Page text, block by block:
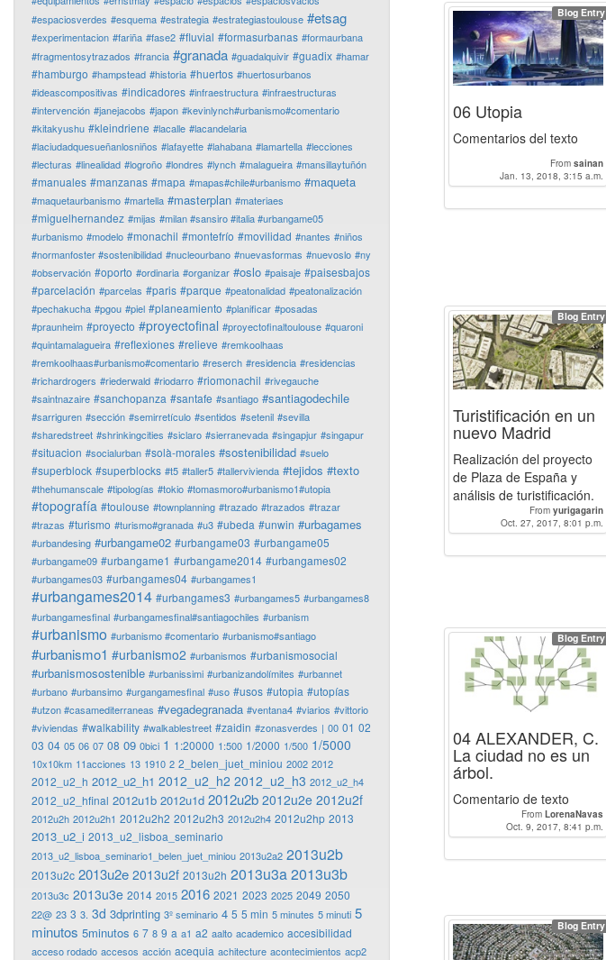
#espaciosverdes #esquema #estrategia #estrategiastoulouse #etsag
#experimentacion #fariña #fase2 #fluvial #formasurbanas #formaurbana
#fragmentosytrazados #francia #granada #guadalquivir #guadix #hamar
#hamburgo #hampstead #historia #huertos #huertosurbanos
#ideascompositivas #indicadores #infraestructura #infraestructuras
#intervención #janejacobs #japon #kevinlynch#urbanismo#comentario
#kitakyushu #kleindriene #lacalle #lacandelaria
#laciudadquesueñanlosniños #lafayette #lahabana #lamartella #lecciones
#lecturas #linealidad #logroño #londres #lynch #malagueira #mansillaytuñón
#manuales #manzanas #mapa #mapas#chile#urbanismo #maqueta
#maquetaurbanismo #martella #masterplan #materiaes
#miguelhernandez #mijas #milan #sansiro #italia #urbangame05
#urbanismo #modelo #monachil #montefrío #movilidad #nantes #niños
#normanfoster #sostenibilidad #nucleourbano #nuevasformas #nuevoslo #ny
#observación #oporto #ordinaria #organizar #oslo #paisaje #paisesbajos
#parcelación #parcelas #paris #parque #peatonalidad #peatonalización
#pechakucha #pgou #piel #planeamiento #planificar #posadas
#praunheim #proyecto #proyectofinal #proyectofinaltoulouse #quaroni
#quintamalagueira #reflexiones #relieve #remkoolhaas
#remkoolhaas#urbanismo#comentario #reserch #residencia #residencias
#richardrogers #riederwald #riodarro #riomonachil #rivegauche
#saintnazaire #sanchopanza #santafe #santiago #santiagodechile
#sarriguren #sección #semirretículo #sentidos #setenil #sevilla
#sharedstreet #shrinkingcities #siclaro #sierranevada #singapjur #singapur
#situacion #socialurban #solà-morales #sostenibilidad #suelo
#superblock #superblocks #t5 #taller5 #tallervivienda #tejidos #texto
#thehumanscale #tipologías #tokio #tomasmoro#urbanismo1#utopia
#topografía #toulouse #townplanning #trazado #trazados #trazar
#trazas #turismo #turismo#granada #u3 #ubeda #unwin #urbagames
#urbandesing #urbangame02 #urbangame03 #urbangame05
#urbangame09 #urbangame1 #urbangame2014 #urbangames02
#urbangames03 #urbangames04 #urbangames1
#urbangames2014 #urbangames3 #urbangames5 #urbangames8
#urbangamesfinal #urbangamesfinal#santiagochiles #urbanism
#urbanismo #urbanismo #comentario #urbanismo#santiago
#urbanismo1 #urbanismo2 #urbanismos #urbanismosocial
#urbanismosostenible #urbanissimi #urbanizandolímites #urbannet
#urbano #urbansimo #urgangamesfinal #uso #usos #utopia #utopías
#utzon #casamediterraneas #vegadegranada #ventana4 #viarios #vittorio
#viviendas #walkability #walkablestreet #zaidin #zonasverdes | 00 01 02
03 04 05 06 07 08 09 0bici 1 1:20000 1:500 1/2000 1/500 1/5000
10x10km 11acciones 13 1910 2 2_belen_juet_miniou 2002 2012
2012_u2_h 2012_u2_h1 2012_u2_h2 2012_u2_h3 2012_u2_h4
2012_u2_hfinal 2012u1b 2012u1d 2012u2b 2012u2e 2012u2f
2012u2h 2012u2h1 2012u2h2 2012u2h3 2012u2h4 2012u2hp 2013
2013_u2_i 2013_u2_lisboa_seminario
2013_u2_lisboa_seminario1_belen_juet_miniou 2013u2a2 2013u2b
2013u2c 2013u2e 2013u2f 2013u2h 2013u3a2013u3b
2013u3c 2013u3e 2014 2015 2016 2021 2023 2025 2049 2050
22@ 23 3 3. 3d 3dprinting 3º seminario 4 5 5 min 5 minutes 5 minuti 5
minutos 5minutos 6 7 8 9 a a1 a2 aalto academico accesibilidad
acceso rodado accesos acción acequia achitecture acontecimientos acp2
Blog Entry
06 Utopia
Comentarios del texto
From sainan
Jan. 13, 2018, 3:15 a.m.
Blog Entry
Turistificación en un
nuevo Madrid
Realización del proyecto
de Plaza de España y
análisis de turistificación.
From yurigagarin
Oct. 27, 2017, 8:01 p.m.
Blog Entry
04 ALEXANDER, C.
La ciudad no es un
árbol.
Comentario de texto
From LorenaNavas
Oct. 9, 2017, 8:41 p.m.
Blog Entry